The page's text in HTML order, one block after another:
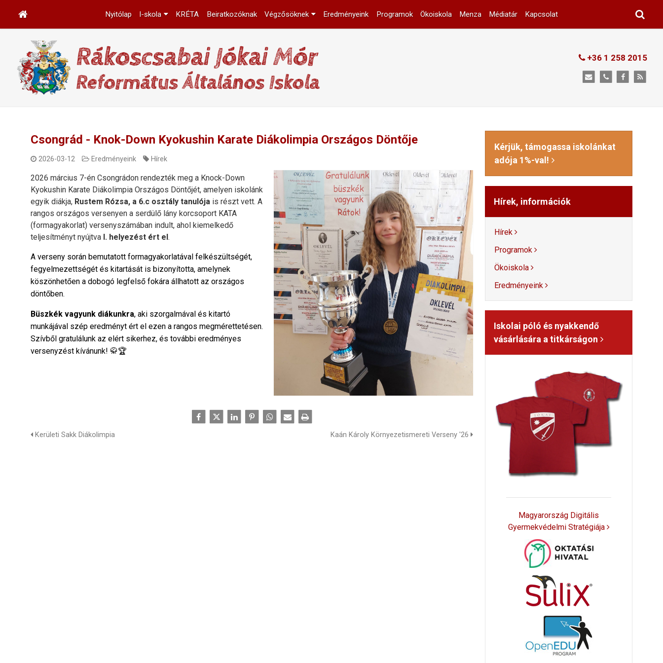
Nyitólap I-skola KRÉTA Beiratkozóknak Végzősöknek Eredményeink Programok Ökoiskola Menza Médiatár Kapcsolat
+36 1 258 2015
Csongrád - Knok-Down Kyokushin Karate Diákolimpia Országos Döntője
2026-03-12 Eredményeink Hírek
2026 március 7-én Csongrádon rendezték meg a Knock-Down
Kyokushin Karate Diákolimpia Országos Döntőjét, amelyen iskolánk
egyik diákja, Rustem Rózsa, a 6.c osztály tanulója is részt vett. A
rangos országos versenyen a serdülő lány korcsoport KATA
(formagyakorlat) versenyszámában indult, ahol kiemelkedő
teljesítményt nyújtva I. helyezést ért el .
A verseny során bemutatott formagyakorlatával felkészültségét,
fegyelmezettségét és kitartását is bizonyította, amelynek
köszönhetően a dobogó legfelső fokára állhatott az országos
döntőben.
Büszkék vagyunk diákunkra, aki szorgalmával és kitartó
munkájával szép eredményt ért el ezen a rangos megmérettetésen.
Szívből gratulálunk az elért sikerhez, és további eredményes
versenyzést kívánunk! 🥋🏆
Kerületi Sakk Diákolimpia Kaán Károly Környezetismereti Verseny '26
Kérjük, támogassa iskolánkat
adója 1%-val!
Hírek, információk
Hírek
Programok
Ökoiskola
Eredményeink
Iskolai póló és nyakkendő
vásárlására a titkárságon
Magyarország Digitális
Gyermekvédelmi Stratégiája